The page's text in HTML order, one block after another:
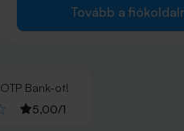
Tovább a
OTP Bank-ot!
5,00/1